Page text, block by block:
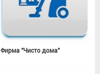
Фирма "Чисто дома"